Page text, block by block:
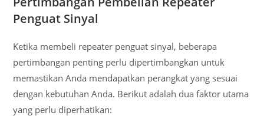
Penguat Sinyal
Ketika membeli repeater penguat sinyal, beberapa
pertimbangan penting perlu dipertimbangkan untuk
memastikan Anda mendapatkan perangkat yang sesuai
dengan kebutuhan Anda. Berikut adalah dua faktor utama
yang perlu diperhatikan: